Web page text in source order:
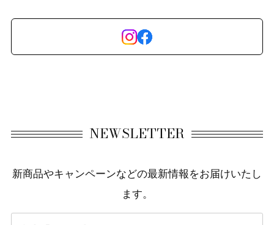
NEWSLETTER
新商品やキャンペーンなどの最新情報をお届けいたし
ます。